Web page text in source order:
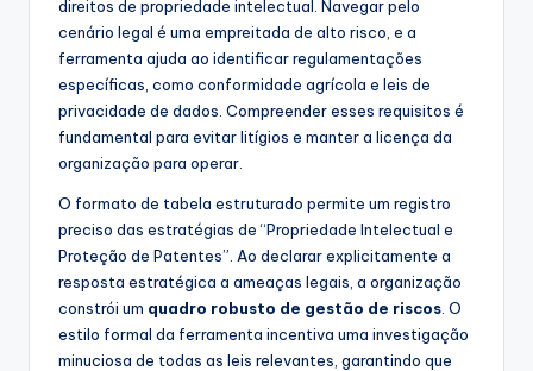
direitos de propriedade intelectual. Navegar pelo
cenário legal é uma empreitada de alto risco, e a
ferramenta ajuda ao identificar regulamentações
específicas, como conformidade agrícola e leis de
privacidade de dados. Compreender esses requisitos é
fundamental para evitar litígios e manter a licença da
organização para operar.
O formato de tabela estruturado permite um registro
preciso das estratégias de “Propriedade Intelectual e
Proteção de Patentes”. Ao declarar explicitamente a
resposta estratégica a ameaças legais, a organização
constrói um quadro robusto de gestão de riscos . O
estilo formal da ferramenta incentiva uma investigação
minuciosa de todas as leis relevantes, garantindo que